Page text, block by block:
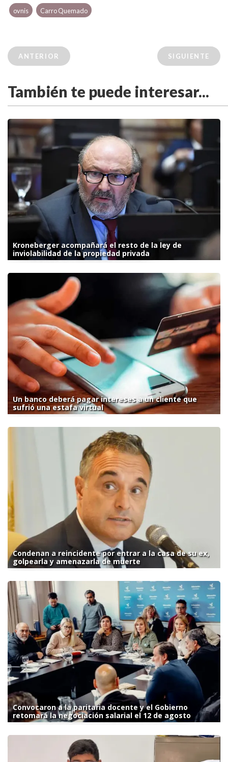
ovnis Carro Quemado
ANTERIOR SIGUIENTE
También te puede interesar...
Kroneberger acompañará el resto de la ley de
inviolabilidad de la propiedad privada
Un banco deberá pagar intereses a un cliente que
sufrió una estafa virtual
Condenan a reincidente por entrar a la casa de su ex,
golpearla y amenazarla de muerte
Convocaron a la paritaria docente y el Gobierno
retomará la negociación salarial el 12 de agosto